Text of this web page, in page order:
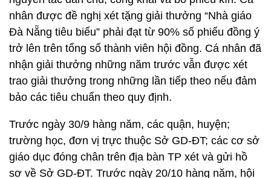
nhân được đề nghị xét tặng giải thưởng “Nhà giáo
Đà Nẵng tiêu biểu” phải đạt từ 90% số phiếu đồng ý
trở lên trên tổng số thành viên hội đồng. Cá nhân đã
nhận giải thưởng những năm trước vẫn được xét
trao giải thưởng trong những lần tiếp theo nếu đảm
bảo các tiêu chuẩn theo quy định.
Trước ngày 30/9 hàng năm, các quận, huyện;
trường học, đơn vị trực thuộc Sở GD-ĐT; các cơ sở
giáo dục đóng chân trên địa bàn TP xét và gửi hồ
sơ về Sở GD-ĐT. Trước ngày 20/10 hàng năm, hội